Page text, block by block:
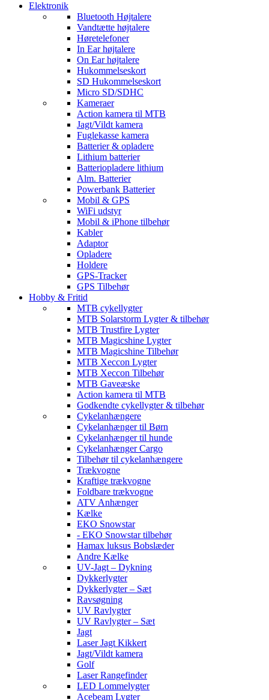
Elektronik
Bluetooth Højtalere
Vandtætte højtalere
Høretelefoner
In Ear højtalere
On Ear højtalere
Hukommelseskort
SD Hukommelseskort
Micro SD/SDHC
Kameraer
Action kamera til MTB
Jagt/Vildt kamera
Fuglekasse kamera
Batterier & opladere
Lithium batterier
Batteriopladere lithium
Alm. Batterier
Powerbank Batterier
Mobil & GPS
WiFi udstyr
Mobil & iPhone tilbehør
Kabler
Adaptor
Opladere
Holdere
GPS-Tracker
GPS Tilbehør
Hobby & Fritid
MTB cykellygter
MTB Solarstorm Lygter & tilbehør
MTB Trustfire Lygter
MTB Magicshine Lygter
MTB Magicshine Tilbehør
MTB Xeccon Lygter
MTB Xeccon Tilbehør
MTB Gaveæske
Action kamera til MTB
Godkendte cykellygter & tilbehør
Cykelanhængere
Cykelanhænger til Børn
Cykelanhænger til hunde
Cykelanhænger Cargo
Tilbehør til cykelanhængere
Trækvogne
Kraftige trækvogne
Foldbare trækvogne
ATV Anhænger
Kælke
EKO Snowstar
- EKO Snowstar tilbehør
Hamax luksus Bobslæder
Andre Kælke
UV-Jagt – Dykning
Dykkerlygter
Dykkerlygter – Sæt
Ravsøgning
UV Ravlygter
UV Ravlygter – Sæt
Jagt
Laser Jagt Kikkert
Jagt/Vildt kamera
Golf
Laser Rangefinder
LED Lommelygter
Acebeam Lygter